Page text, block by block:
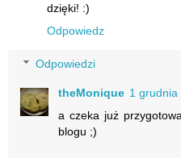
dzięki! :)
Odpowiedz
Odpowiedzi
theMonique 1
a czeka już
blogu ;)